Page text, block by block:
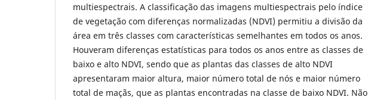
multiespectrais. A classificação das imagens multiespectrais pelo índice
de vegetação com diferenças normalizadas (NDVI) permitiu a divisão da
área em três classes com características semelhantes em todos os anos.
Houveram diferenças estatísticas para todos os anos entre as classes de
baixo e alto NDVI, sendo que as plantas das classes de alto NDVI
apresentaram maior altura, maior número total de nós e maior número
total de maçãs, que as plantas encontradas na classe de baixo NDVI. Não